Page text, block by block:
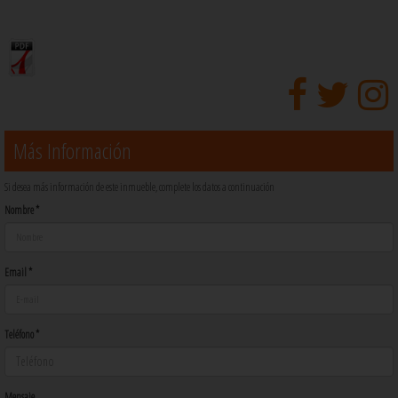
Más Información
Si desea más información de este inmueble, complete los datos a continuación
Nombre *
Email *
Teléfono *